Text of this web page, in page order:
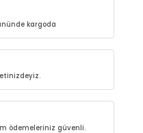
kargoda
ödemeleriniz güvenli.